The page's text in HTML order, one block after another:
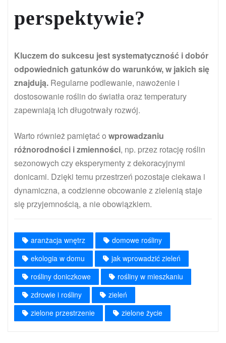
perspektywie?
Kluczem do sukcesu jest systematyczność i dobór
odpowiednich gatunków do warunków, w jakich się
znajdują. Regularne podlewanie, nawożenie i
dostosowanie roślin do światła oraz temperatury
zapewniają ich długotrwały rozwój.
Warto również pamiętać o wprowadzaniu
różnorodności i zmienności, np. przez rotację roślin
sezonowych czy eksperymenty z dekoracyjnymi
donicami. Dzięki temu przestrzeń pozostaje ciekawa i
dynamiczna, a codzienne obcowanie z zielenią staje
się przyjemnością, a nie obowiązkiem.
aranżacja wnętrz
domowe rośliny
ekologia w domu
jak wprowadzić zieleń
rośliny doniczkowe
rośliny w mieszkaniu
zdrowie i rośliny
zieleń
zielone przestrzenie
zielone życie